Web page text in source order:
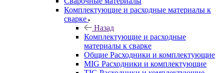
Комплектующие и расходные материалы к
сварке
Назад
Комплектующие и расходные
материалы к сварке
Общие Расходники и комплектующие
MIG Расходники и комплектующие